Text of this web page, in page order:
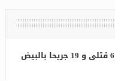
اصطدام بين حافلتين يخلف 6 قتلى و 19 جريحا بالبيض